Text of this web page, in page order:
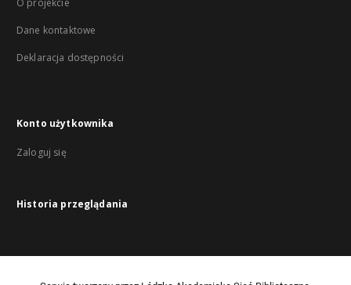
O projekcie
Dane kontaktowe
Deklaracja dostępności
Konto użytkownika
Zaloguj się
Historia przeglądania